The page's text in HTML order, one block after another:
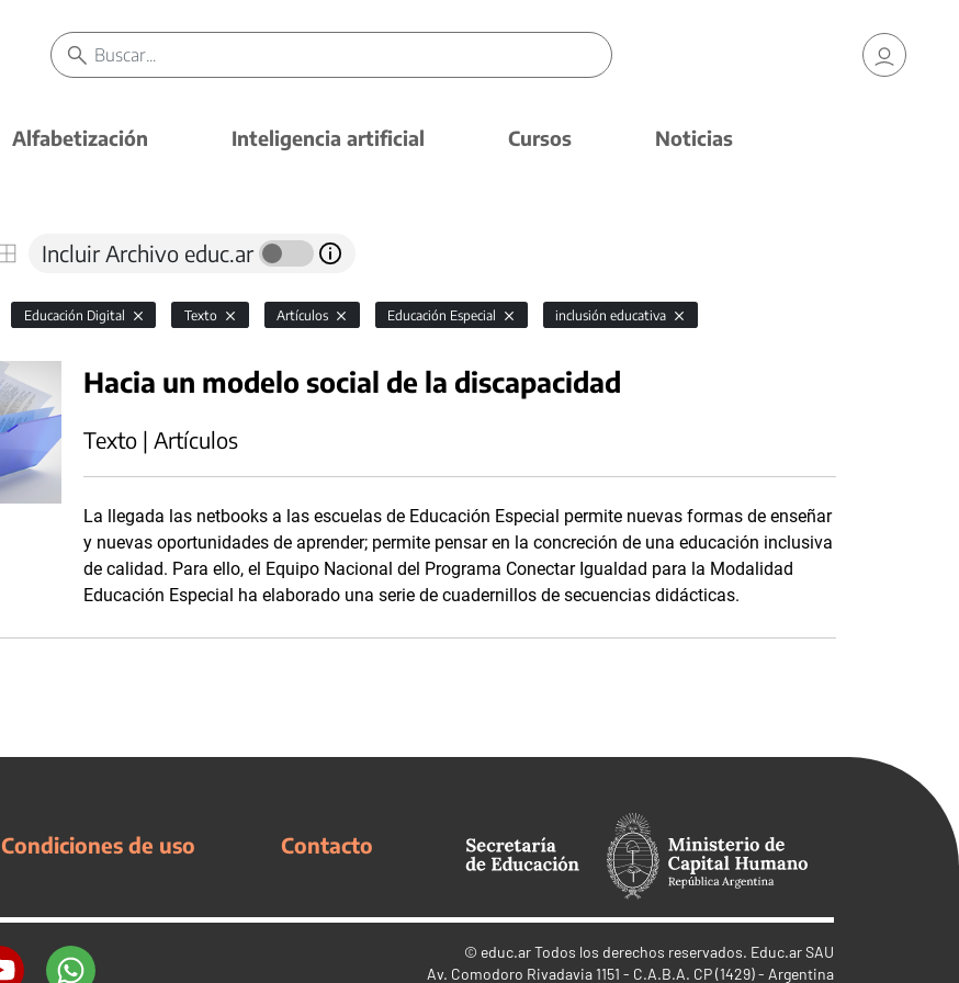
Alfabetización Inteligencia artificial Cursos Noticias
Incluir Archivo educ.ar
Educación Digital Texto Artículos Educación Especial inclusión educativa
Hacia un modelo social de la discapacidad
Texto | Artículos
La llegada las netbooks a las escuelas de Educación Especial permite nuevas formas de enseñar
y nuevas oportunidades de aprender; permite pensar en la concreción de una educación inclusiva
de calidad. Para ello, el Equipo Nacional del Programa Conectar Igualdad para la Modalidad
Educación Especial ha elaborado una serie de cuadernillos de secuencias didácticas.
Condiciones de uso Contacto
© educ.arTodos los derechos reservados. Educ.ar SAU
Av. Comodoro Rivadavia 1151 - C.A.B.A. CP (1429) - Argentina